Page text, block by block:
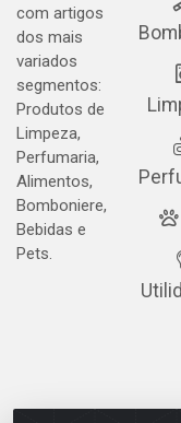
com artigos
dos mais
variados
segmentos:
Produtos de
Limpeza,
Perfumaria,
Alimentos,
Bomboniere,
Bebidas e
Pets.